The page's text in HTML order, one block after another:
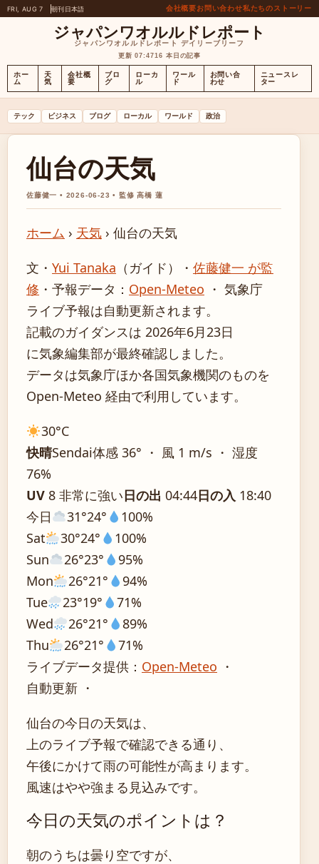
FRI, AUG 7 朝刊日本語 会社概要お問い合わせ私たちのストーリー
ジャパンワオルルドレポート
ジャパンワオルルドレポート デイリーブリーフ
更新 07:4716 本日の記事
ホー
ム
天
気
会社概
要
ブロ
グ
ローカ
ル
ワール
ド
お問い合
わせ
ニュースレ
ター
テック ビジネス ブログ ローカル ワールド 政治
仙台の天気
佐藤健一 • 2026-06-23 • 監修 高橋 蓮
ホーム › 天気 › 仙台の天気
文・ Yui Tanaka （ガイド） ・ 佐藤健一 が監
修 ・ 予報データ： Open-Meteo ・ 気象庁
ライブ予報は自動更新されます。
記載のガイダンスは 2026年6月23日
に気象編集部が最終確認しました。
データは気象庁ほか各国気象機関のものを
Open-Meteo 経由で利用しています。
30°C
快晴Sendai体感 36° ・ 風 1 m/s ・ 湿度
76%
UV 8 非常に強い日の出 04:44日の入 18:40
今日
31°24°
100%
Sat
30°24°
100%
Sun
26°23°
95%
Mon
26°21°
94%
Tue
23°19°
71%
Wed
26°21°
89%
Thu
26°21°
71%
ライブデータ提供： Open-Meteo ・
自動更新 ・
仙台の今日の天気は、
上のライブ予報で確認できる通り、
午後にかけて雨の可能性が高まります。
風速はやや強まる見込みです。
今日の天気のポイントは？
朝のうちは曇り空ですが、